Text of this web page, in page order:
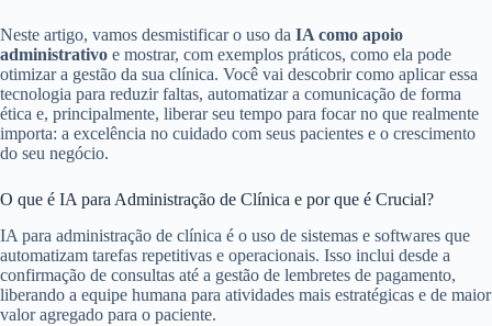
Neste artigo, vamos desmistificar o uso da IA como apoio
administrativo e mostrar, com exemplos práticos, como ela pode
otimizar a gestão da sua clínica. Você vai descobrir como aplicar essa
tecnologia para reduzir faltas, automatizar a comunicação de forma
ética e, principalmente, liberar seu tempo para focar no que realmente
importa: a excelência no cuidado com seus pacientes e o crescimento
do seu negócio.
O que é IA para Administração de Clínica e por que é Crucial?
IA para administração de clínica é o uso de sistemas e softwares que
automatizam tarefas repetitivas e operacionais. Isso inclui desde a
confirmação de consultas até a gestão de lembretes de pagamento,
liberando a equipe humana para atividades mais estratégicas e de maior
valor agregado para o paciente.